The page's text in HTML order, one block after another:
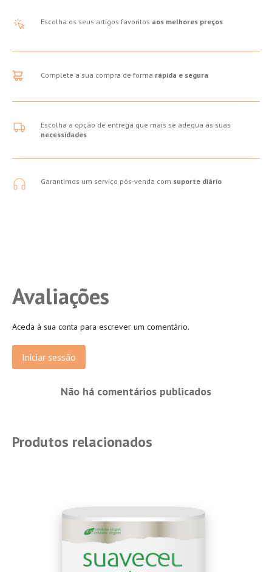
Escolha os seus artigos favoritos aos melhores preços
Complete a sua compra de forma rápida e segura
Escolha a opção de entrega que mais se adequa às suas
necessidades
Garantimos um serviço pós-venda com suporte diário
Avaliações
Aceda à sua conta para escrever um comentário.
Iniciar sessão
Não há comentários publicados
Produtos relacionados